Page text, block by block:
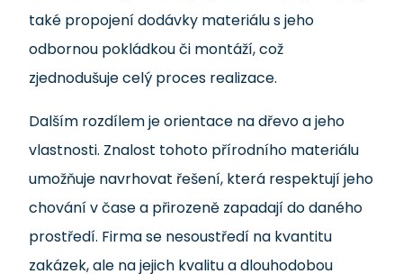
také propojení dodávky materiálu s jeho
odbornou pokládkou či montáží, což
zjednodušuje celý proces realizace.
Dalším rozdílem je orientace na dřevo a jeho
vlastnosti. Znalost tohoto přírodního materiálu
umožňuje navrhovat řešení, která respektují jeho
chování v čase a přirozeně zapadají do daného
prostředí. Firma se nesoustředí na kvantitu
zakázek, ale na jejich kvalitu a dlouhodobou